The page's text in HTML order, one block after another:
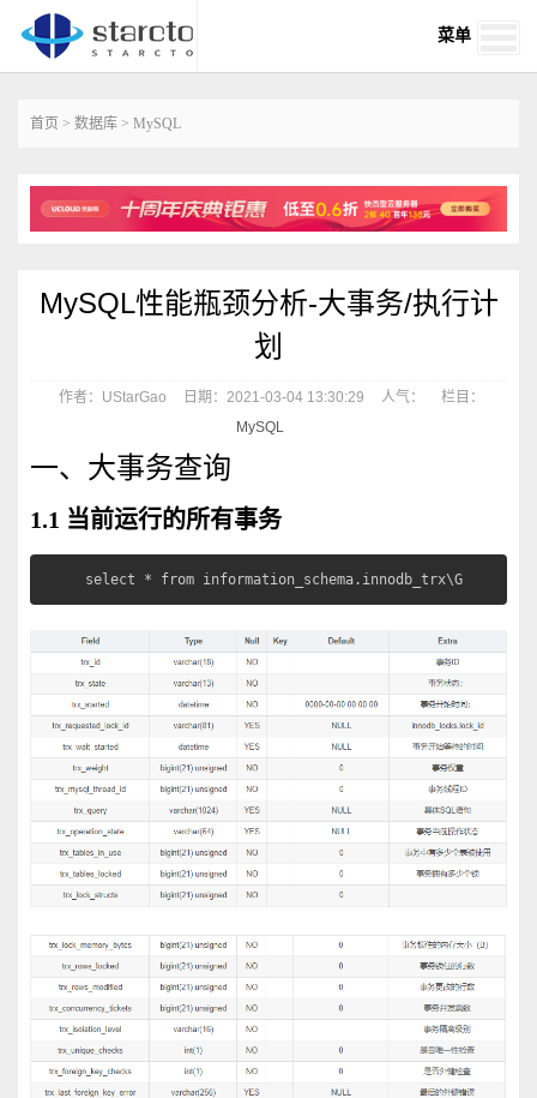
菜单
首页 > 数据库 > MySQL
MySQL性能瓶颈分析-大事务/执行计
划
作者：UStarGao 日期：2021-03-04 13:30:29 人气：
栏目：
MySQL
一、大事务查询
1.1 当前运行的所有事务
select * from information_schema.innodb_trx\G